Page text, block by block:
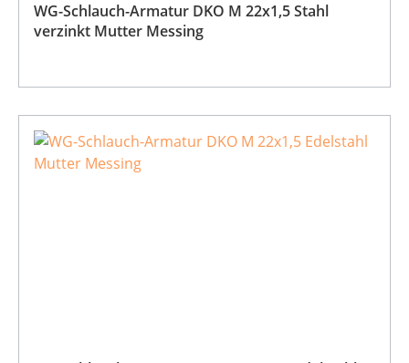
WG-Schlauch-Armatur DKO M 22x1,5 Stahl
verzinkt Mutter Messing